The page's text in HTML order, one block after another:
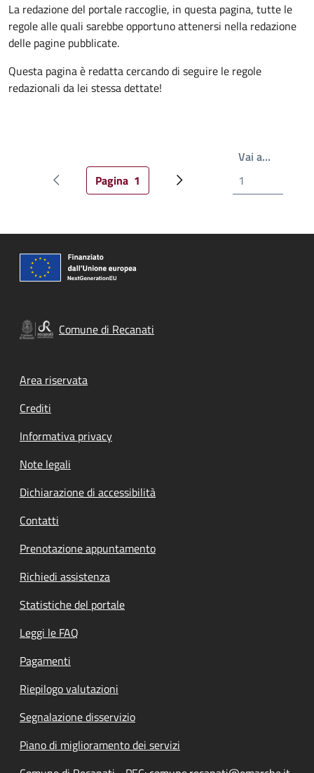
La redazione del portale raccoglie, in questa pagina, tutte le
regole alle quali sarebbe opportuno attenersi nella redazione
delle pagine pubblicate.
Questa pagina è redatta cercando di seguire le regole
redazionali da lei stessa dettate!
Pagina precedentePagina attuale
Pagina 1 Prossima pagina
Vai a…
Comune di Recanati
Footer menu
Area riservata
Crediti
Informativa privacy
Note legali
Dichiarazione di accessibilità
Contatti
Prenotazione appuntamento
Richiedi assistenza
Statistiche del portale
Leggi le FAQ
Pagamenti
Riepilogo valutazioni
Segnalazione disservizio
Piano di miglioramento dei servizi